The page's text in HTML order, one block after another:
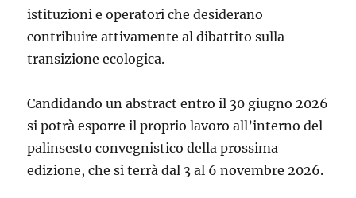
istituzioni e operatori che desiderano
contribuire attivamente al dibattito sulla
transizione ecologica.
Candidando un abstract entro il 30 giugno 2026
si potrà esporre il proprio lavoro all’interno del
palinsesto convegnistico della prossima
edizione, che si terrà dal 3 al 6 novembre 2026.